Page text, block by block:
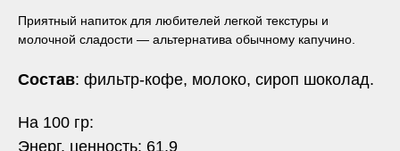
Приятный напиток для любителей легкой текстуры и
молочной сладости — альтернатива обычному капучино.
Состав: фильтр-кофе, молоко, сироп шоколад.
На 100 гр:
Энерг. ценность: 61,9